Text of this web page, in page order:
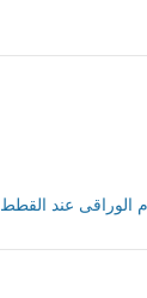
عند القطط